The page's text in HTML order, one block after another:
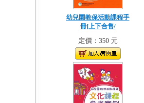
幼兒園教保活動課程手
冊[上下合售/
定價：350 元